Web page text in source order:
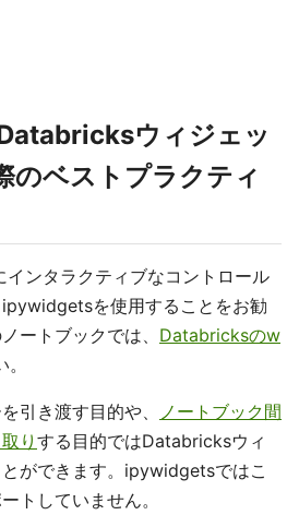
ウィジェッ
のベストプラクティ
ンタラクティブなコントロール
を使用することをお勧
ートブックでは、 Databricksのw
引き渡す目的や、
ノートブック間
り する目的ではDatabricksウィ
ができます。ipywidgetsではこ
トしていません。